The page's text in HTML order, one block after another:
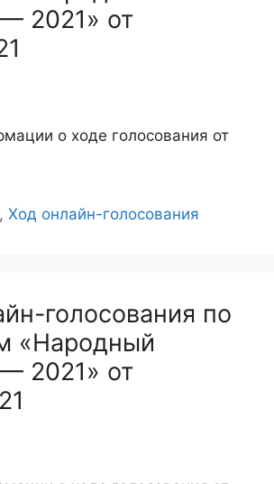
2021» от
о ходе голосования от
,Ход онлайн-голосования
голосования по
«Народный
2021» от